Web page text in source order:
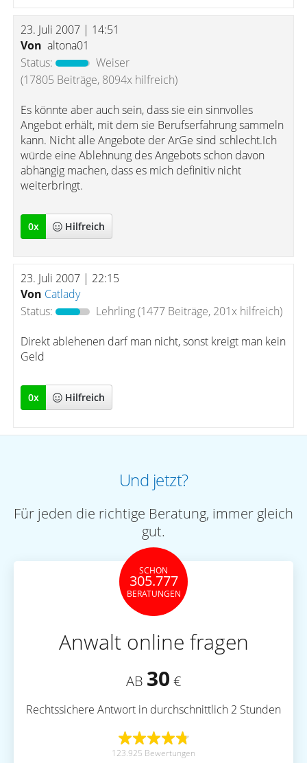
23. Juli 2007 | 14:51
Von altona01
Status:
Weiser
(17805 Beiträge, 8094x hilfreich)
Es könnte aber auch sein, dass sie ein sinnvolles
Angebot erhält, mit dem sie Berufserfahrung sammeln
kann. Nicht alle Angebote der ArGe sind schlecht.Ich
würde eine Ablehnung des Angebots schon davon
abhängig machen, dass es mich definitiv nicht
weiterbringt.
0x Hilfreich
23. Juli 2007 | 22:15
Von Catlady
Status:
Lehrling(1477 Beiträge, 201x hilfreich)
Direkt ablehenen darf man nicht, sonst kreigt man kein
Geld
0x Hilfreich
Und jetzt?
Für jeden die richtige Beratung, immer gleich
gut.
SCHON
305.777
BERATUNGEN
Anwalt online fragen
AB 30 €
Rechtssichere Antwort in durchschnittlich 2 Stunden
123.925 Bewertungen